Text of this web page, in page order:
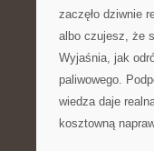
zaczęło dziwnie
albo czujesz, że
Wyjaśnia, jak
paliwowego.
wiedza daje
kosztowną